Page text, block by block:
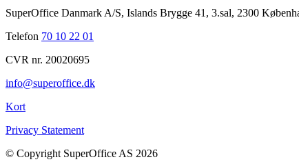
SuperOffice Danmark A/S, Islands Brygge 41, 3.sal, 2300
Telefon 70 10 22 01
CVR nr. 20020695
info@superoffice.dk
Kort
Privacy Statement
© Copyright SuperOffice AS 2026